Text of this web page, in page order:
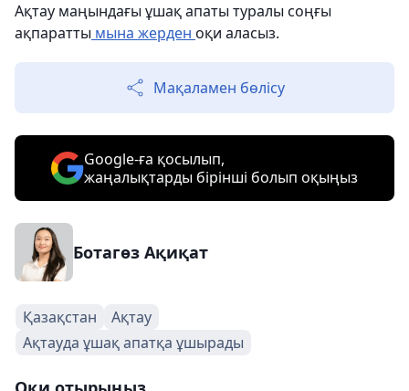
Ақтау маңындағы ұшақ апаты туралы соңғы
ақпаратты мына жерден оқи аласыз.
Мақаламен бөлісу
Google-ға қосылып,
жаңалықтарды бірінші болып оқыңыз
Ботагөз Ақиқат
Қазақстан
Ақтау
Ақтауда ұшақ апатқа ұшырады